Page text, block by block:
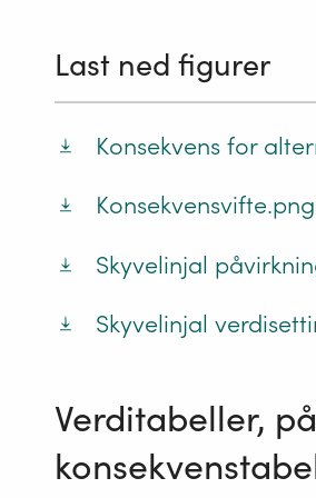
Last ned figurer
Konsekvens for
Konsekvensvifte.png
Skyvelinjal
Skyvelinjal
Verditabeller,